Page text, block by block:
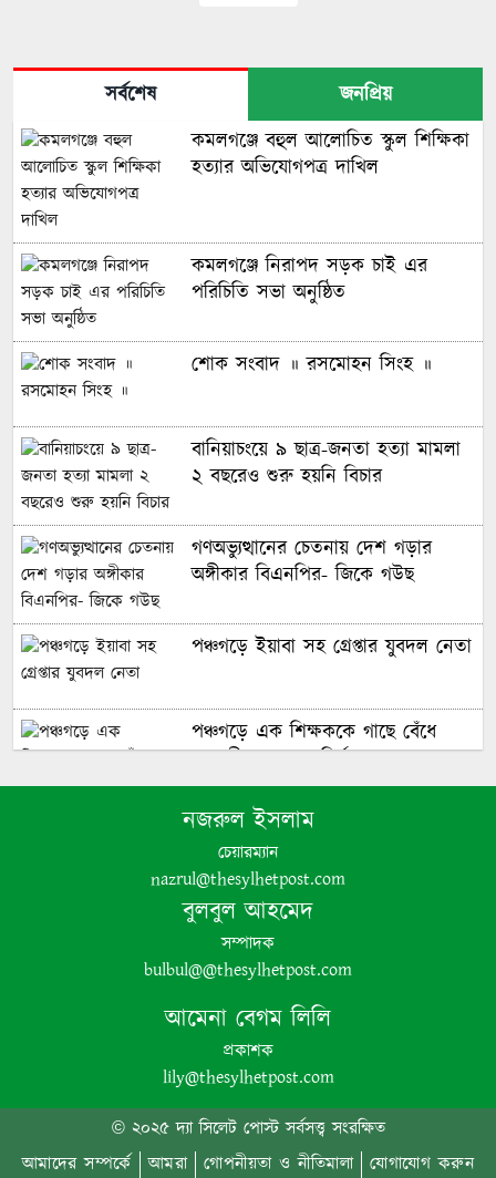
সর্বশেষ
জনপ্রিয়
কমলগঞ্জে বহুল আলোচিত স্কুল শিক্ষিকা
হত্যার অভিযোগপত্র দাখিল
কমলগঞ্জে নিরাপদ সড়ক চাই এর
পরিচিতি সভা অনুষ্ঠিত
শোক সংবাদ ॥ রসমোহন সিংহ ॥
বানিয়াচংয়ে ৯ ছাত্র-জনতা হত্যা মামলা
২ বছরেও শুরু হয়নি বিচার
গণঅভ্যুত্থানের চেতনায় দেশ গড়ার
অঙ্গীকার বিএনপির- জিকে গউছ
পঞ্চগড়ে ইয়াবা সহ গ্রেপ্তার যুবদল নেতা
পঞ্চগড়ে এক শিক্ষককে গাছে বেঁধে
মধ্যযুগীয় কায়দায় নির্যাতন, থানায়
এজাহার দায়ের
শেখ হাসিনার দুঃসাহসিক ডিসেম্বর
অভিযাত্রা সরকার কী তাকে ঠেকাতে
পারবে ||
হবিগঞ্জে ভারতীয় অবৈধ পণ্য আটক
নবীগঞ্জে গৃহবধূর ঝুলন্ত মরদেহ উদ্ধার
নজরুল ইসলাম
চেয়ারম্যান
nazrul@thesylhetpost.com
বুলবুল আহমেদ
সম্পাদক
bulbul@@thesylhetpost.com
আমেনা বেগম লিলি
প্রকাশক
lily@thesylhetpost.com
© ২০২৫ দ্যা সিলেট পোস্ট সর্বসত্ত্ব সংরক্ষিত
আমাদের সম্পর্কে
আমরা গোপনীয়তা ও নীতিমালা যোগাযোগ করুন